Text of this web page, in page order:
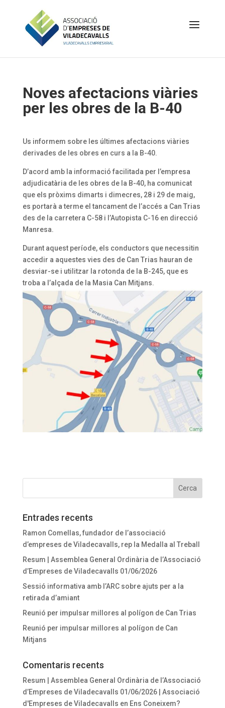
Noves afectacions viàries
per les obres de la B-40
Us informem sobre les últimes afectacions viàries
derivades de les obres en curs a la B-40.
D’acord amb la informació facilitada per l’empresa
adjudicatària de les obres de la B-40, ha comunicat
que els pròxims dimarts i dimecres, 28 i 29 de maig,
es portarà a terme el tancament de l’accés a Can Trias
des de la carretera C-58 i l’Autopista C-16 en direcció
Manresa.
Durant aquest període, els conductors que necessitin
accedir a aquestes vies des de Can Trias hauran de
desviar-se i utilitzar la rotonda de la B-245, que es
troba a l’alçada de la Masia Can Mitjans.
Entrades recents
Ramon Comellas, fundador de l’associació
d’empreses de Viladecavalls, rep la Medalla al Treball
Resum | Assemblea General Ordinària de l’Associació
d’Empreses de Viladecavalls 01/06/2026
Sessió informativa amb l’ARC sobre ajuts per a la
retirada d’amiant
Reunió per impulsar millores al polígon de Can Trias
Reunió per impulsar millores al polígon de Can
Mitjans
Comentaris recents
Resum | Assemblea General Ordinària de l’Associació
d’Empreses de Viladecavalls 01/06/2026 | Associació
d'Empreses de Viladecavalls en Ens Coneixem?